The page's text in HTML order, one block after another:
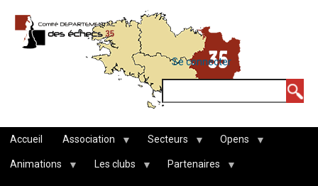
contenu
MENU
DU
COMPTE
DE
Se connecter
Accueil Association Secteurs Opens
Animations Les clubs Partenaires